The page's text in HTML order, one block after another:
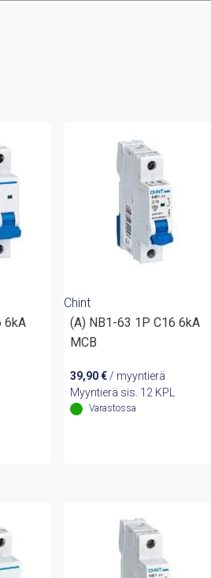
6kA
Chint
(A) NB1-63 1P C16 6kA
MCB
39,90€/ myyntierä
Myyntierä sis. 12 KPL
Varastossa